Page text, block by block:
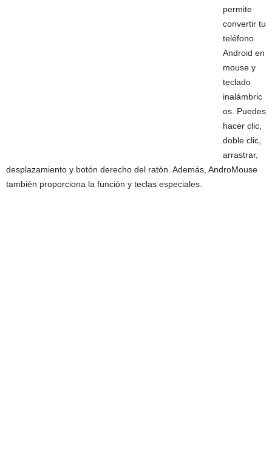
permite
convertir tu
teléfono
Android en
mouse y
teclado
inalámbric
os. Puedes
hacer clic,
doble clic,
arrastrar,
desplazamiento y botón derecho del ratón. Además, AndroMouse
también proporciona la función y teclas especiales.